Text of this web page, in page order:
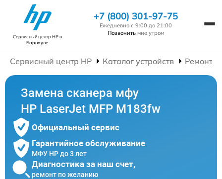
Сервисный центр HPв
Барнауле
+7 (800) 301-97-75
Ежедневно с 9:00 до 21:00
Позвонить мне утром
Сервисный центр HP Каталог устройств Ремонт
Замена сканера мфу
HP LaserJet MFP M183fw
Официальный сервис
Гарантийное обслуживание
МФУ HP до 3 лет
Диагностика за наш счет,
ремонт по желанию